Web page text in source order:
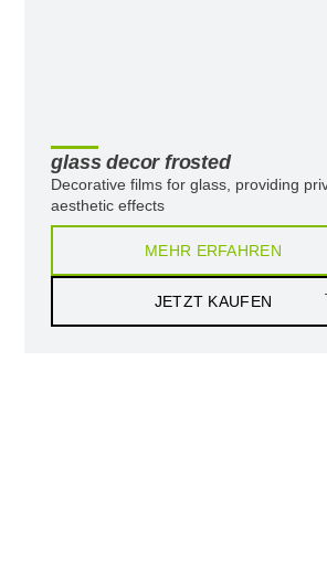
glass decor frosted
Decorative films for glass, providing
aesthetic effects
MEHR ERFAHREN
JETZT KAUFEN